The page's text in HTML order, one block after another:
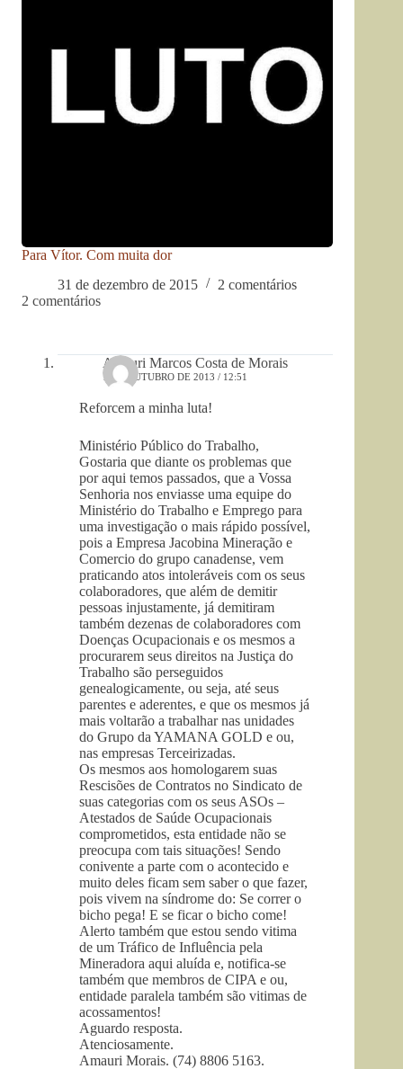
Para Vítor. Com muita dor
31 de dezembro de 2015
2 comentários
2 comentários
Amauri Marcos Costa de Morais
1 DE OUTUBRO DE 2013 / 12:51
Reforcem a minha luta!
Ministério Público do Trabalho,
Gostaria que diante os problemas que
por aqui temos passados, que a Vossa
Senhoria nos enviasse uma equipe do
Ministério do Trabalho e Emprego para
uma investigação o mais rápido possível,
pois a Empresa Jacobina Mineração e
Comercio do grupo canadense, vem
praticando atos intoleráveis com os seus
colaboradores, que além de demitir
pessoas injustamente, já demitiram
também dezenas de colaboradores com
Doenças Ocupacionais e os mesmos a
procurarem seus direitos na Justiça do
Trabalho são perseguidos
genealogicamente, ou seja, até seus
parentes e aderentes, e que os mesmos já
mais voltarão a trabalhar nas unidades
do Grupo da YAMANA GOLD e ou,
nas empresas Terceirizadas.
Os mesmos aos homologarem suas
Rescisões de Contratos no Sindicato de
suas categorias com os seus ASOs –
Atestados de Saúde Ocupacionais
comprometidos, esta entidade não se
preocupa com tais situações! Sendo
conivente a parte com o acontecido e
muito deles ficam sem saber o que fazer,
pois vivem na síndrome do: Se correr o
bicho pega! E se ficar o bicho come!
Alerto também que estou sendo vitima
de um Tráfico de Influência pela
Mineradora aqui aluída e, notifica-se
também que membros de CIPA e ou,
entidade paralela também são vitimas de
acossamentos!
Aguardo resposta.
Atenciosamente.
Amauri Morais. (74) 8806 5163.